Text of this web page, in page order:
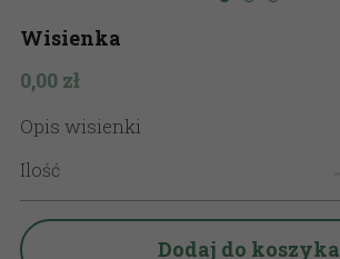
Wisienka
0,00 zł
Opis wisienki
Ilość
Dodaj do koszyka